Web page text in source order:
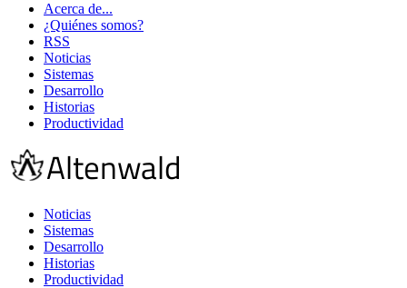
Acerca de...
¿Quiénes somos?
RSS
Noticias
Sistemas
Desarrollo
Historias
Productividad
Noticias
Sistemas
Desarrollo
Historias
Productividad